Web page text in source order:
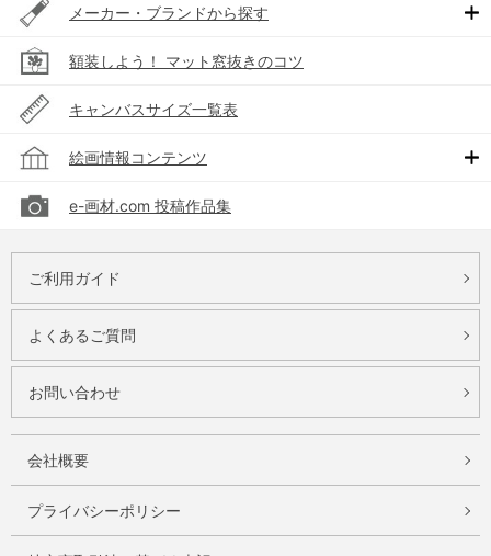
メーカー・ブランドから探す
額装しよう！ マット窓抜きのコツ
キャンバスサイズ一覧表
絵画情報コンテンツ
e-画材.com 投稿作品集
ご利用ガイド
よくあるご質問
お問い合わせ
会社概要
プライバシーポリシー